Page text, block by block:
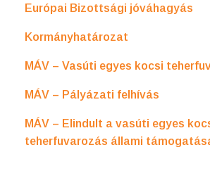
Európai Bizottsági jóváhagyás
Kormányhatározat
MÁV – Vasúti egyes kocsi
MÁV – Pályázati felhívás
MÁV – Elindult a vasúti egyes
teherfuvarozás állami